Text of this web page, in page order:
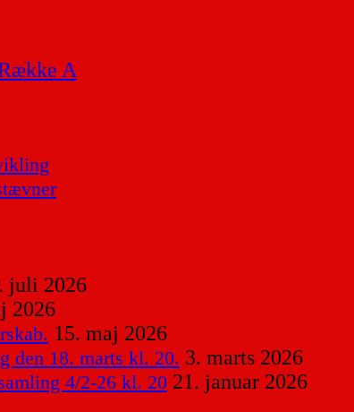
A
juli 2026
2026
15. maj 2026
den 18. marts kl. 20. 3. marts 2026
4/2-26 kl. 20 21. januar 2026